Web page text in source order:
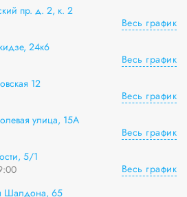
пр. д. 2, к. 2
Весь график
24к6
Весь график
12
Весь график
улица, 15А
Весь график
5/1
Весь график
Шалдона, 65